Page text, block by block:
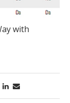
with